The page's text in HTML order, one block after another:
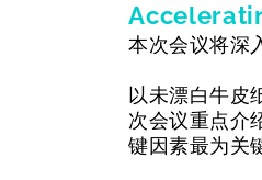
本次会议将深
以未漂白牛皮
次会议重点介
键因素最为关